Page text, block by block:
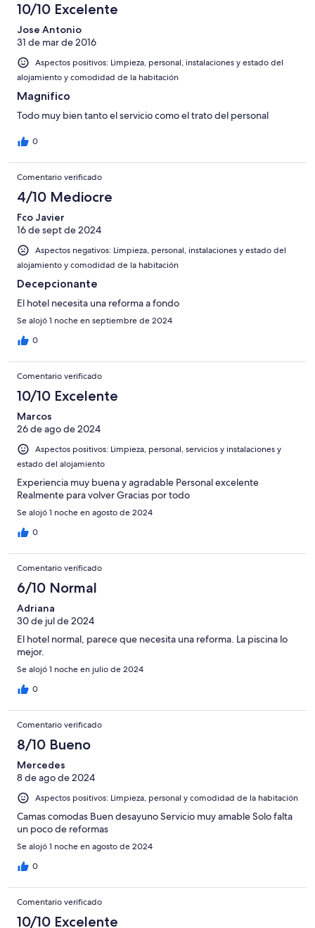
10/10 Excelente
Jose Antonio
31 de mar de 2016
Aspectos positivos: Limpieza, personal, instalaciones y estado del
alojamiento y comodidad de la habitación
Magnifico
Todo muy bien tanto el servicio como el trato del personal
0
Comentario verificado
4/10 Mediocre
Fco Javier
16 de sept de 2024
Aspectos negativos: Limpieza, personal, instalaciones y estado del
alojamiento y comodidad de la habitación
Decepcionante
El hotel necesita una reforma a fondo
Se alojó 1 noche en septiembre de 2024
0
Comentario verificado
10/10 Excelente
Marcos
26 de ago de 2024
Aspectos positivos: Limpieza, personal, servicios y instalaciones y
estado del alojamiento
Experiencia muy buena y agradable Personal excelente
Realmente para volver Gracias por todo
Se alojó 1 noche en agosto de 2024
0
Comentario verificado
6/10 Normal
Adriana
30 de jul de 2024
El hotel normal, parece que necesita una reforma. La piscina lo
mejor.
Se alojó 1 noche en julio de 2024
0
Comentario verificado
8/10 Bueno
Mercedes
8 de ago de 2024
Aspectos positivos: Limpieza, personal y comodidad de la habitación
Camas comodas Buen desayuno Servicio muy amable Solo falta
un poco de reformas
Se alojó 1 noche en agosto de 2024
0
Comentario verificado
10/10 Excelente